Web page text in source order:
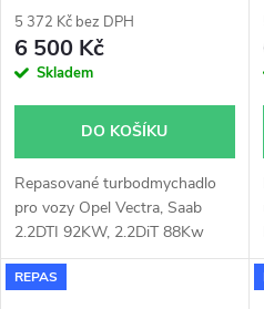
5 372 Kč bez DPH
6 500 Kč
Skladem
DO KOŠÍKU
Repasované turbodmychadlo
pro vozy Opel Vectra, Saab
2.2DTI 92KW, 2.2DiT 88Kw
REPAS